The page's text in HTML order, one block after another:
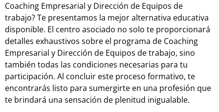
Coaching Empresarial y Dirección de Equipos de
trabajo? Te presentamos la mejor alternativa educativa
disponible. El centro asociado no solo te proporcionará
detalles exhaustivos sobre el programa de Coaching
Empresarial y Dirección de Equipos de trabajo, sino
también todas las condiciones necesarias para tu
participación. Al concluir este proceso formativo, te
encontrarás listo para sumergirte en una profesión que
te brindará una sensación de plenitud inigualable.